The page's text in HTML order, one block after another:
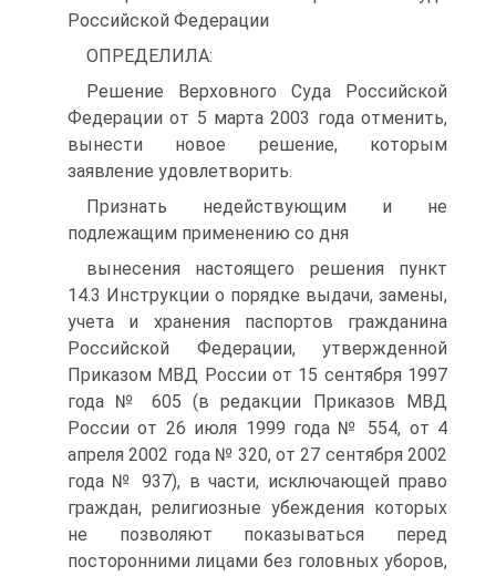
Российской Федерации
ОПРЕДЕЛИЛА:
Решение Верховного Суда Российской
Федерации от 5 марта 2003 года отменить,
вынести новое решение, которым
заявление удовлетворить.
Признать недействующим и не
подлежащим применению со дня
вынесения настоящего решения пункт
14.3 Инструкции о порядке выдачи, замены,
учета и хранения паспортов гражданина
Российской Федерации, утвержденной
Приказом МВД России от 15 сентября 1997
года № 605 (в редакции Приказов МВД
России от 26 июля 1999 года № 554, от 4
апреля 2002 года № 320, от 27 сентября 2002
года № 937), в части, исключающей право
граждан, религиозные убеждения которых
не позволяют показываться перед
посторонними лицами без головных уборов,